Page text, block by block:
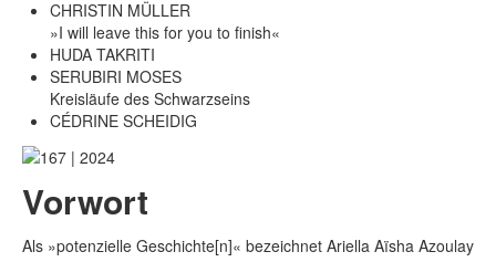
CHRISTIN MÜLLER
»I will leave this for you to finish«
HUDA TAKRITI
SERUBIRI MOSES
Kreisläufe des Schwarzseins
CÉDRINE SCHEIDIG
Vorwort
Als »potenzielle Geschichte[n]« bezeichnet Ariella Aïsha Azoulay